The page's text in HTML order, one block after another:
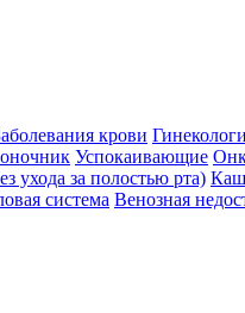
крови
Успокаивающие
ухода за полостью рта)
система Венозная